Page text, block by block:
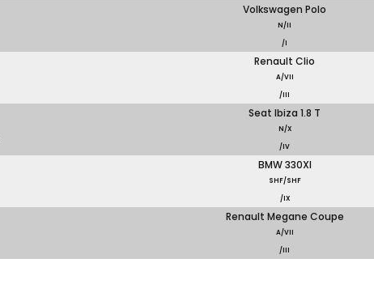
Volkswagen Polo
N/II
/I
Renault Clio
A/VII
/III
Seat Ibiza 1.8 T
N/X
/IV
BMW 330XI
SHF/SHF
/IX
Renault Megane Coupe
A/VII
/III